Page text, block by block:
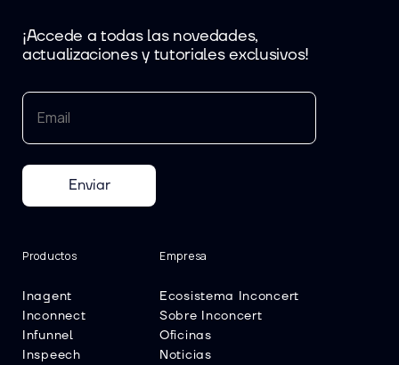
¡Accede a todas las novedades,
actualizaciones y tutoriales exclusivos!
Enviar
Productos
Inagent
Inconnect
Infunnel
Inspeech
Empresa
Ecosistema Inconcert
Sobre Inconcert
Oficinas
Noticias